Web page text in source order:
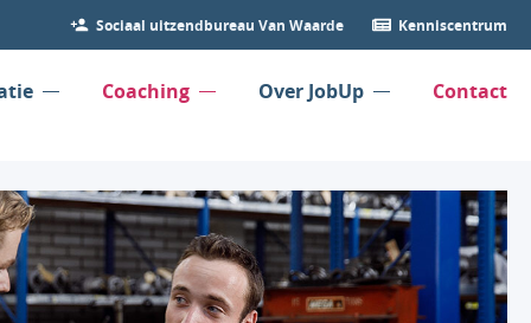
Sociaal uitzendbureau Van Waarde Kenniscentrum
Coaching Over JobUp Contact